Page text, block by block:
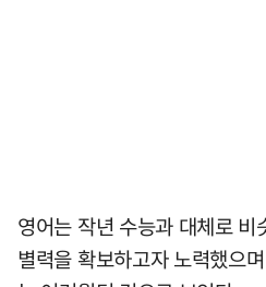
영어는 작년 수능과 대체로
별력을 확보하고자 노력했으